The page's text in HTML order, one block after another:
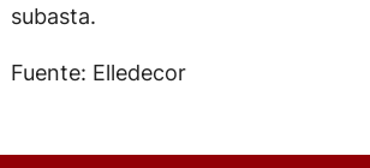
subasta.
Fuente: Elledecor